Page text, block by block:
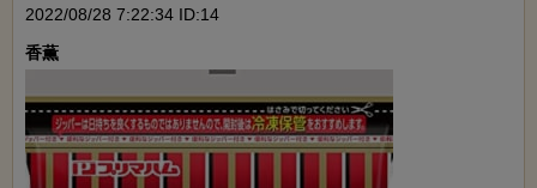
2022/08/28 7:22:34 ID:14